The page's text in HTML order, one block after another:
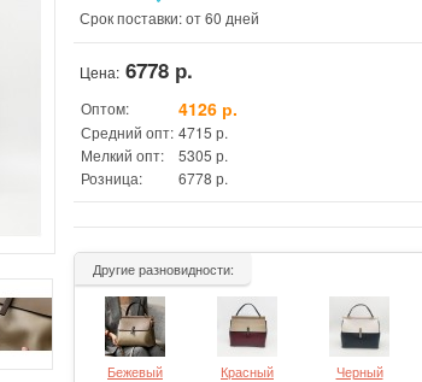
Срок поставки: от 60 дней
Цена: 6778 р.
Оптом: 4126 р.
Средний опт: 4715 р.
Мелкий опт:
5305 р.
Розница:
6778 р.
Другие разновидности:
Бежевый Красный Черный